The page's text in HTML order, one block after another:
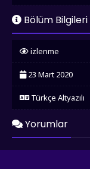
Bölüm Bilgileri
izlenme
23 Mart 2020
Türkçe Altyazılı
Yorumlar